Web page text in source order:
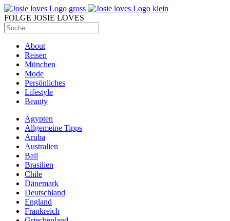
FOLGE JOSIE LOVES
About
Reisen
München
Mode
Persönliches
Lifestyle
Beauty
Ägypten
Allgemeine Tipps
Aruba
Australien
Bali
Brasilien
Chile
Dänemark
Deutschland
England
Frankreich